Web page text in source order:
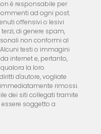
è responsabile per
ad ogni post.
offensivi o lesivi
di genere spam,
non conformi al
testi o immagini
internet e, pertanto,
la loro
d'autore, vogliate
rimossi.
dei siti collegati tramite
soggetto a